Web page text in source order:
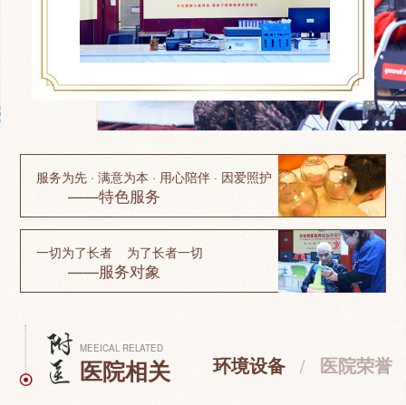
服务为先 · 满意为本 · 用心陪伴 · 因爱照护
——特色服务
一切为了长者 为了长者一切
——服务对象
MEEICAL RELATED
医院相关 环境设备 / 医院荣誉